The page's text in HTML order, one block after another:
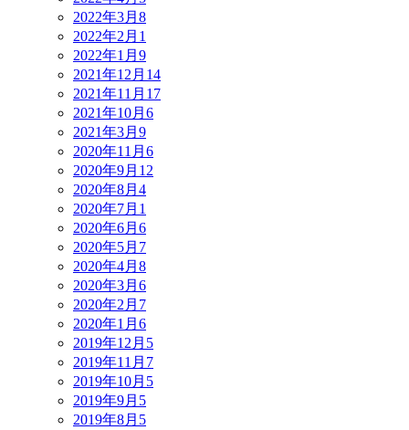
2022年3月 8
2022年2月 1
2022年1月 9
2021年12月 14
2021年11月 17
2021年10月 6
2021年3月 9
2020年11月 6
2020年9月 12
2020年8月 4
2020年7月 1
2020年6月 6
2020年5月 7
2020年4月 8
2020年3月 6
2020年2月 7
2020年1月 6
2019年12月 5
2019年11月 7
2019年10月 5
2019年9月 5
2019年8月 5